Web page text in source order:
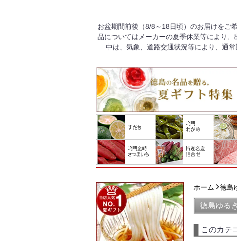
お盆期間前後（8/8～18日頃）のお届けをご
品についてはメーカーの夏季休業等により
中は、気象、道路交通状況等により、通
ホーム 徳島
徳島ゆる
このカテ